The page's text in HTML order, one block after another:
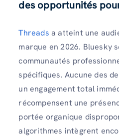
des opportunités
Threads a atteint une
marque en 2026. Bluesky
communautés
spécifiques. Aucune des
un engagement total
récompensent une
portée organique
algorithmes intègrent